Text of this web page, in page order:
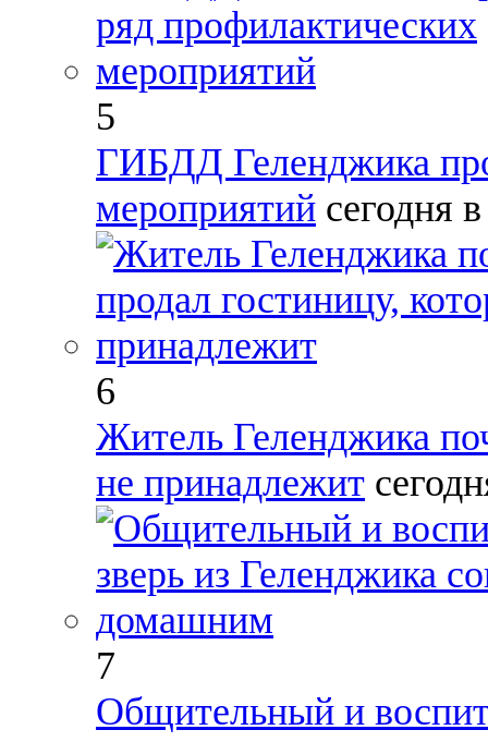
5
ГИБДД Геленджика
мероприятий сегодня
6
Житель Геленджика
не принадлежит
7
Общительный и